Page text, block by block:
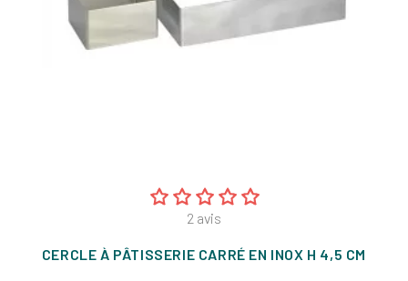
2 avis
CERCLE À PÂTISSERIE CARRÉ EN INOX H 4,5 CM